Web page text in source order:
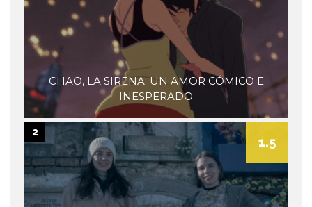
CHAO, LA SIRENA: UN AMOR CÓMICO E
INESPERADO
1.5
2